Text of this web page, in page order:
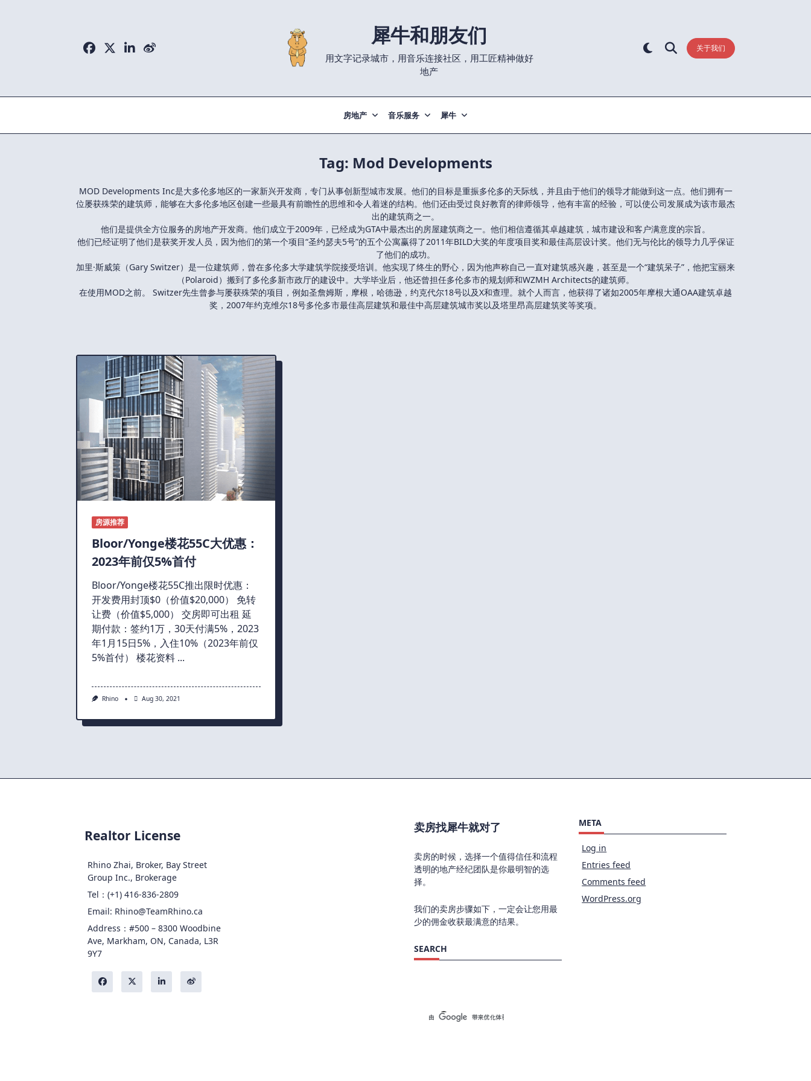
犀牛和朋友们
用文字记录城市，用音乐连接社区，用工匠精神做好
地产
关于我们
房地产 音乐服务 犀牛
Tag: Mod Developments
MOD Developments Inc是大多伦多地区的一家新兴开发商，专门从事创新型城市发展。他们的目标是重振多伦多的天际线，并且由于他们的领导才能做到这一点。他们拥有一
位屡获殊荣的建筑师，能够在大多伦多地区创建一些最具有前瞻性的思维和令人着迷的结构。他们还由受过良好教育的律师领导，他有丰富的经验，可以使公司发展成为该市最杰
出的建筑商之一。
他们是提供全方位服务的房地产开发商。他们成立于2009年，已经成为GTA中最杰出的房屋建筑商之一。他们相信遵循其卓越建筑，城市建设和客户满意度的宗旨。
他们已经证明了他们是获奖开发人员，因为他们的第一个项目“圣约瑟夫5号”的五个公寓赢得了2011年BILD大奖的年度项目奖和最佳高层设计奖。他们无与伦比的领导力几乎保证
了他们的成功。
加里·斯威策（Gary Switzer）是一位建筑师，曾在多伦多大学建筑学院接受培训。他实现了终生的野心，因为他声称自己一直对建筑感兴趣，甚至是一个“建筑呆子”，他把宝丽来
（Polaroid）搬到了多伦多新市政厅的建设中。大学毕业后，他还曾担任多伦多市的规划师和WZMH Architects的建筑师。
在使用MOD之前。 Switzer先生曾参与屡获殊荣的项目，例如圣詹姆斯，摩根，哈德逊，约克代尔18号以及X和查理。就个人而言，他获得了诸如2005年摩根大通OAA建筑卓越
奖，2007年约克维尔18号多伦多市最佳高层建筑和最佳中高层建筑城市奖以及塔里昂高层建筑奖等奖项。
房源推荐
Bloor/Yonge楼花55C大优惠：
2023年前仅5%首付
Bloor/Yonge楼花55C推出限时优惠：
开发费用封顶$0（价值$20,000） 免转
让费（价值$5,000） 交房即可出租 延
期付款：签约1万，30天付满5%，2023
年1月15日5%，入住10%（2023年前仅
5%首付） 楼花资料 ...
Rhino Aug 30, 2021
Realtor License
Rhino Zhai, Broker, Bay Street
Group Inc., Brokerage
Tel：(+1) 416-836-2809
Email: Rhino@TeamRhino.ca
Address：#500 – 8300 Woodbine
Ave, Markham, ON, Canada, L3R
9Y7
卖房找犀牛就对了
卖房的时候，选择一个值得信任和流程
透明的地产经纪团队是你最明智的选
择。
我们的卖房步骤如下，一定会让您用最
少的佣金收获最满意的结果。
SEARCH
META
Log in
Entries feed
Comments feed
WordPress.org